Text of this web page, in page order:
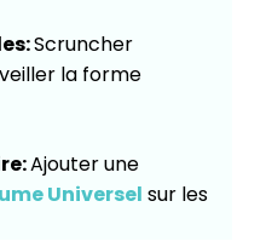
Scruncher
la forme
Ajouter une
Universel sur les